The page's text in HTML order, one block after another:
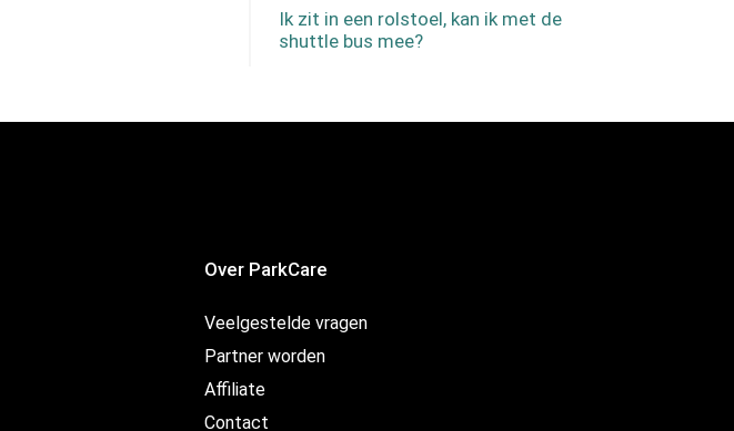
Ik zit in een rolstoel, kan ik met de
shuttle bus mee?
Over ParkCare
Veelgestelde vragen
Partner worden
Affiliate
Contact